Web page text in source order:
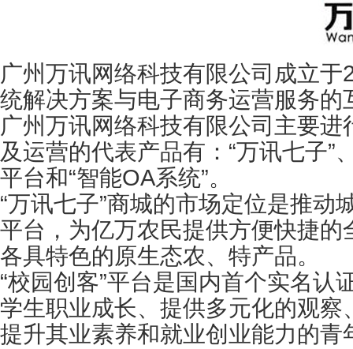
广州万讯网络科技有限公司成立
统解决方案与电子商务运营服务的
广州万讯网络科技有限公司主要
及运营的代表产品有：“万讯七子”
平台和“智能OA系统”。
“万讯七子”商城的市场定位是推
平台，为亿万农民提供方便快捷
各具特色的原生态农、特产品。
“校园创客”平台是国内首个实名
学生职业成长、提供多元化的观
提升其业素养和就业创业能力的青